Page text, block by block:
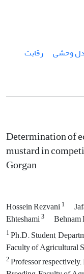
‌وحشی
رقابت
Determination of
mustard in
Gorgan
Hossein Rezvani1
Ehteshami3
1Ph.D. Student,
Faculty of Agricultural
2Professor